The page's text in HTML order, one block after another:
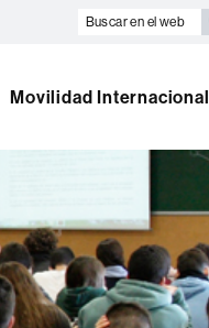
Buscar
Movilidad Internacional